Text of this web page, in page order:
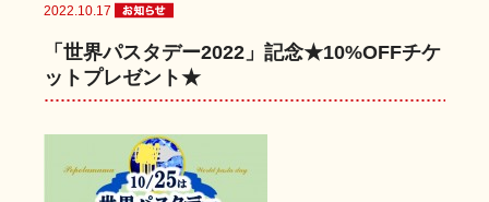
2022.10.17
「世界パスタデー2022」記念★10%OFFチケ
ットプレゼント★